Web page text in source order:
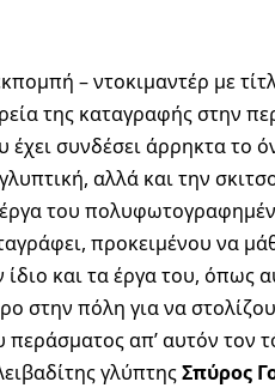
– ντοκιμαντέρ με
της καταγραφής στην
έχει συνδέσει άρρηκτα το
αλλά και την
του
προκειμένου να
ίδιο και τα έργα του, όπως
στην πόλη για να
περάσματος απ’ αυτόν τον
γλύπτηςΣπύρος